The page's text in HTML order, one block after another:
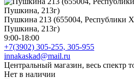
Пушкина 213 (655004, Республики
Пушкина, 213г)
9:00-18:00
+7(3902) 305-255, 305-955
innakaskad@mail.ru
Центральный магазин, весь спектр
Нет в наличии